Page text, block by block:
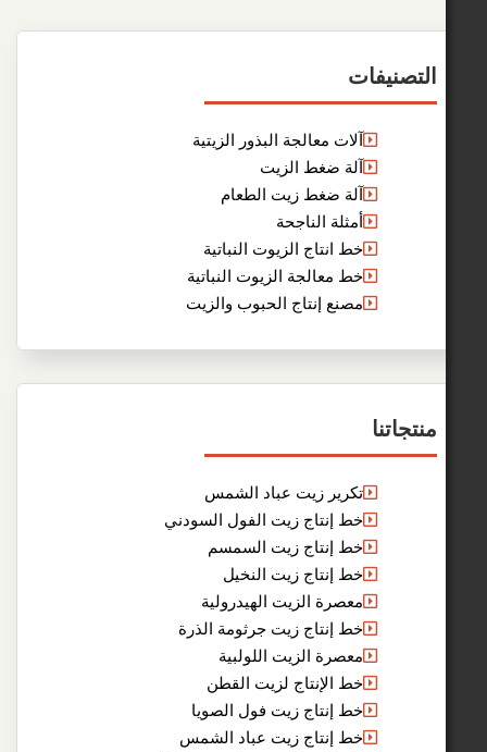
آلات معالجة البذور الزيتية
آلة ضغط الزيت
آلة ضغط زيت الطعام
أمثلة الناجحة
خط انتاج الزيوت النباتية
خط معالجة الزيوت النباتية
مصنع إنتاج الحبوب والزيت
تكرير زيت عباد الشمس
خط إنتاج زيت الفول السودني
خط إنتاج زيت السمسم
خط إنتاج زيت النخيل
معصرة الزيت الهيدرولية
خط إنتاج زيت جرثومة الذرة
معصرة الزيت اللولبية
خط الإنتاج لزيت القطن
خط إنتاج زيت فول الصويا
خط إنتاج زيت عباد الشمس